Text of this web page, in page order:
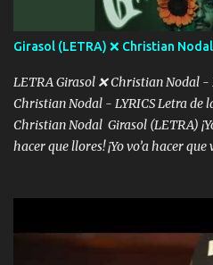
álbum's "José, vibras colores con la
Girasol (LETRA) ❌ Christian Nodal
LETRA Girasol ❌ Christian Nodal -
Christian Nodal - LYRICS Letra de
Christian Nodal Girasol (LETRA)
hacer que llores! ¡Yo vo’a hacer
intentas rimar Pobre payaso que
con la gente Dices "Latino Gang"